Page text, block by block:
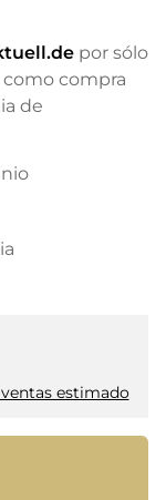
por sólo
como compra
de
estimado